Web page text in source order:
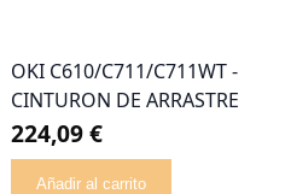
OKI C610/C711/C711WT -
CINTURON DE ARRASTRE
224,09 €
Añadir al carrito